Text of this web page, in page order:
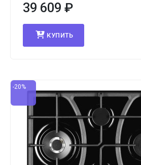
39 609 ₽
КУПИТЬ
-20%